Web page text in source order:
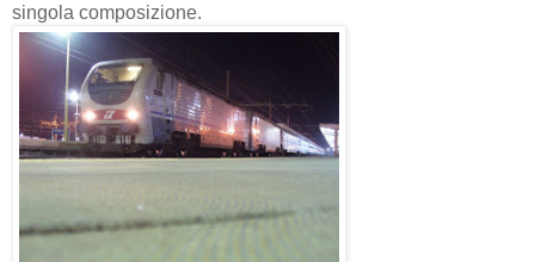
singola composizione.